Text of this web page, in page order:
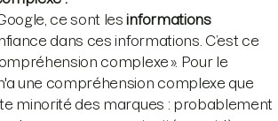
ce sont lesinformations
dans ces informations. C’est ce
complexe ». Pour le
une compréhension complexe que
minorité des marques : probablement